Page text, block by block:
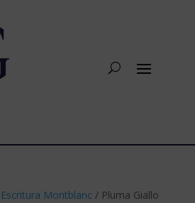
Escritura Montblanc / Pluma Giallo